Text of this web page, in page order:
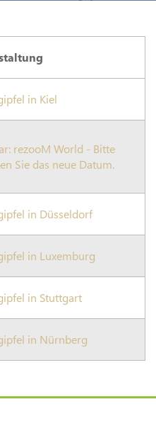
in Kiel
rezooM World - Bitte
Sie das neue Datum.
in Düsseldorf
in Luxemburg
in Stuttgart
in Nürnberg